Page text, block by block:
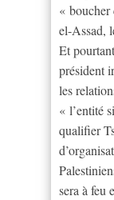
« boucher
el-Assad,
Et
président
les
« l’entité
qualifier
sera à feu